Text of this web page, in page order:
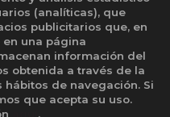
(analíticas), que
publicitarios que, en
una página
información del
obtenida a través de la
de navegación. Si
que acepta su uso.
.